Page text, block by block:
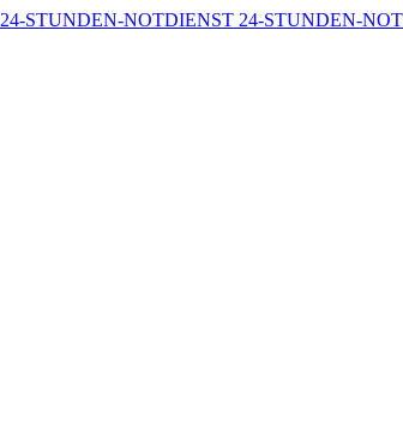
24-STUNDEN-NOTDIENST 24-STUNDEN-